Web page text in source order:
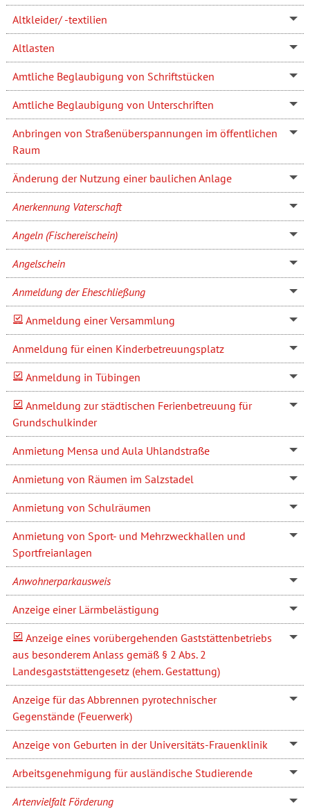
Altkleider/ -textilien
Altlasten
Amtliche Beglaubigung von Schriftstücken
Amtliche Beglaubigung von Unterschriften
Anbringen von Straßenüberspannungen im öffentlichen
Raum
Änderung der Nutzung einer baulichen Anlage
Anerkennung Vaterschaft
Angeln (Fischereischein)
Angelschein
Anmeldung der Eheschließung
Anmeldung einer Versammlung
Anmeldung für einen Kinderbetreuungsplatz
Anmeldung in Tübingen
Anmeldung zur städtischen Ferienbetreuung für
Grundschulkinder
Anmietung Mensa und Aula Uhlandstraße
Anmietung von Räumen im Salzstadel
Anmietung von Schulräumen
Anmietung von Sport- und Mehrzweckhallen und
Sportfreianlagen
Anwohnerparkausweis
Anzeige einer Lärmbelästigung
Anzeige eines vorübergehenden Gaststättenbetriebs
aus besonderem Anlass gemäß § 2 Abs. 2
Landesgaststättengesetz (ehem. Gestattung)
Anzeige für das Abbrennen pyrotechnischer
Gegenstände (Feuerwerk)
Anzeige von Geburten in der Universitäts-Frauenklinik
Arbeitsgenehmigung für ausländische Studierende
Artenvielfalt Förderung